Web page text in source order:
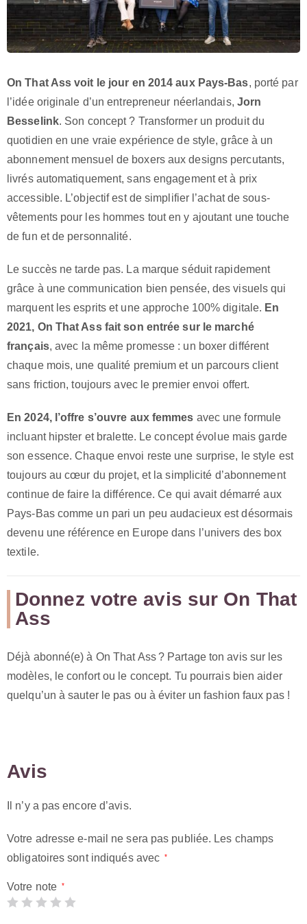
On That Ass voit le jour en 2014 aux Pays-Bas, porté par
l’idée originale d’un entrepreneur néerlandais, Jorn
Besselink. Son concept ? Transformer un produit du
quotidien en une vraie expérience de style, grâce à un
abonnement mensuel de boxers aux designs percutants,
livrés automatiquement, sans engagement et à prix
accessible. L’objectif est de simplifier l’achat de sous-
vêtements pour les hommes tout en y ajoutant une touche
de fun et de personnalité.
Le succès ne tarde pas. La marque séduit rapidement
grâce à une communication bien pensée, des visuels qui
marquent les esprits et une approche 100% digitale. En
2021, On That Ass fait son entrée sur le marché
français, avec la même promesse : un boxer différent
chaque mois, une qualité premium et un parcours client
sans friction, toujours avec le premier envoi offert.
En 2024, l’offre s’ouvre aux femmes avec une formule
incluant hipster et bralette. Le concept évolue mais garde
son essence. Chaque envoi reste une surprise, le style est
toujours au cœur du projet, et la simplicité d’abonnement
continue de faire la différence. Ce qui avait démarré aux
Pays-Bas comme un pari un peu audacieux est désormais
devenu une référence en Europe dans l’univers des box
textile.
Donnez votre avis sur On That
Ass
Déjà abonné(e) à On That Ass ? Partage ton avis sur les
modèles, le confort ou le concept. Tu pourrais bien aider
quelqu’un à sauter le pas ou à éviter un fashion faux pas !
Avis
Il n’y a pas encore d’avis.
Votre adresse e-mail ne sera pas publiée. Les champs
obligatoires sont indiqués avec
*
Votre note *